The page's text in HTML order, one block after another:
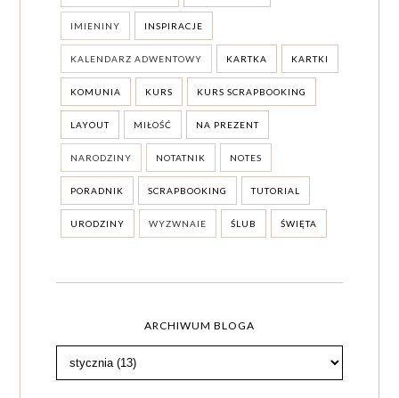
IMIENINY INSPIRACJE
KALENDARZ ADWENTOWY KARTKA KARTKI
KOMUNIA KURS KURS SCRAPBOOKING
LAYOUT MIŁOŚĆ NA PREZENT
NARODZINY NOTATNIK NOTES
PORADNIK SCRAPBOOKING TUTORIAL
URODZINY WYZWNAIE ŚLUB ŚWIĘTA
ARCHIWUM BLOGA